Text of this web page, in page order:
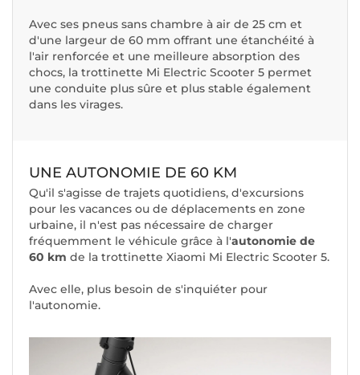
Avec ses pneus sans chambre à air de 25 cm et
d'une largeur de 60 mm offrant une étanchéité à
l'air renforcée et une meilleure absorption des
chocs, la trottinette Mi Electric Scooter 5 permet
une conduite plus sûre et plus stable également
dans les virages.
UNE AUTONOMIE DE 60 KM
Qu'il s'agisse de trajets quotidiens, d'excursions
pour les vacances ou de déplacements en zone
urbaine, il n'est pas nécessaire de charger
fréquemment le véhicule grâce à l'autonomie de
60 km de la trottinette Xiaomi Mi Electric Scooter 5.
Avec elle, plus besoin de s'inquiéter pour
l'autonomie.